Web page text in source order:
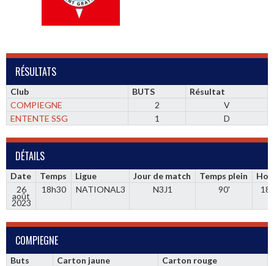
RÉSULTATS
Club BUTS
Résultat
COMPIEGNE
2
V
ENTENTE SSG
1 D
DÉTAILS
Date Temps Ligue Jour de match Temps plein
26
août
2023
18h30 NATIONAL3 N3J1 90'
COMPIEGNE
Buts Carton jaune
Carton rouge